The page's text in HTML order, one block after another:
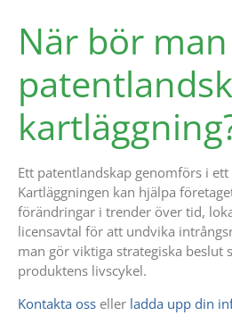
När bör
Ett patentlandskap genomförs i
Kartläggningen kan hjälpa
förändringar i trender över tid,
licensavtal för att undvika
man gör viktiga strategiska beslut
produktens livscykel.
Kontakta oss eller ladda upp din